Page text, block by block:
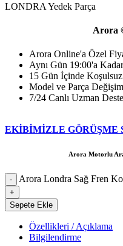
LONDRA Yedek Parça
Arora
Arora Online'a Özel
Aynı Gün 19:00'a
15 Gün İçinde
Model ve Parça
7/24 Canlı Uzman
EKİBİMİZLE
Arora Motorlu
Arora Londra Sağ Fren
Sepete Ekle
Özellikleri / Açıklama
Bilgilendirme